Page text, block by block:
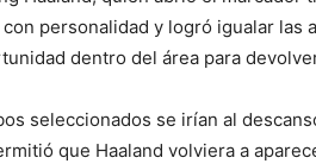
personalidad y logró igualar las
dentro del área para
seleccionados se irían al
que Haaland volviera a